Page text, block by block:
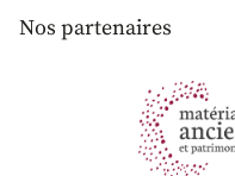
Nos partenaires